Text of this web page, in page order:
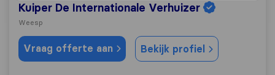
Kuiper De Internationale Verhuizer
Weesp
Vraag offerte aan Bekijk profiel